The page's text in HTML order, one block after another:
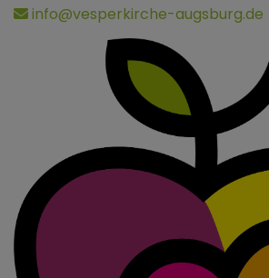
Direktinfo@vesperkirche-augsburg.de